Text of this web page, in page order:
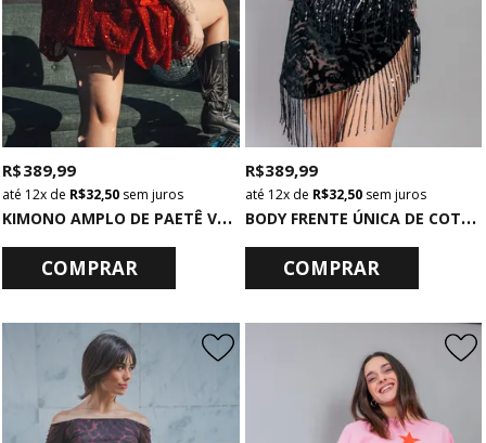
K
IMONO AMPLO DE PAETÊ VERMELHO COM BORDADO MOUTH
R$ 389,99
12x de R$ 32,50 sem juros
COMPRAR
B
ODY FRENTE ÚNICA DE COTTON PRETO COM FRANJAS DE PAETÊ
R$ 389,99
12xde R$ 32,50sem juros
COMPRAR